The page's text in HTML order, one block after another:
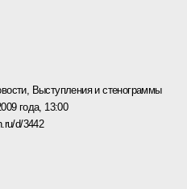
, Выступления и стенограммы
года, 13:00
d/3442